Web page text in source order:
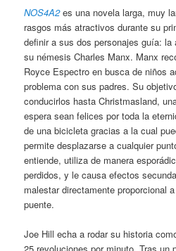
NOS4A2es una novela larga, muy
rasgos más atractivos durante su
definir a sus dos personajes guía:
su némesis Charles Manx. Manx
Royce Espectro en busca de niños
problema con sus padres. Su
conducirlos hasta Christmasland,
espera sean felices por toda la
de una bicicleta gracias a la cual
permite desplazarse a cualquier
entiende, utiliza de manera
perdidos, y le causa efectos
malestar directamente proporcional
puente.
Joe Hill echa a rodar su historia